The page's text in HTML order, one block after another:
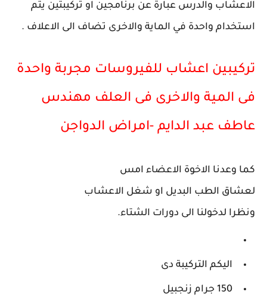
الاعشاب والدرس عبارة عن برنامجين او تركيبتين يتم
استخدام واحدة في الماية والاخرى تضاف الى الاعلاف .
تركيبين اعشاب للفيروسات مجربة واحدة
فى المية والاخرى فى العلف مهندس
عاطف عبد الدايم -امراض الدواجن
كما وعدنا الاخوة الاعضاء امس
لعشاق الطب البديل او شغل الاعشاب
ونظرا لدخولنا الى دورات الشتاء.
اليكم التركيبة دى
150 جرام زنجبيل